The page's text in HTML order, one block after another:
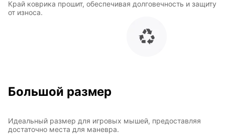
Край коврика прошит, обеспечивая долговечность и защиту
от износа.
Большой размер
Идеальный размер для игровых мышей, предоставляя
достаточно места для маневра.